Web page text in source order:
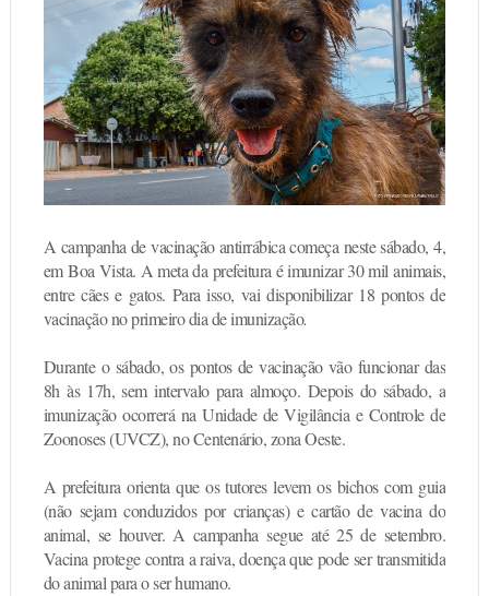
A campanha de vacinação antirrábica começa neste sábado, 4,
em Boa Vista. A meta da prefeitura é imunizar 30 mil animais,
entre cães e gatos. Para isso, vai disponibilizar 18 pontos de
vacinação no primeiro dia de imunização.
Durante o sábado, os pontos de vacinação vão funcionar das
8h às 17h, sem intervalo para almoço. Depois do sábado, a
imunização ocorrerá na Unidade de Vigilância e Controle de
Zoonoses (UVCZ), no Centenário, zona Oeste.
A prefeitura orienta que os tutores levem os bichos com guia
(não sejam conduzidos por crianças) e cartão de vacina do
animal, se houver. A campanha segue até 25 de setembro.
Vacina protege contra a raiva, doença que pode ser transmitida
do animal para o ser humano.